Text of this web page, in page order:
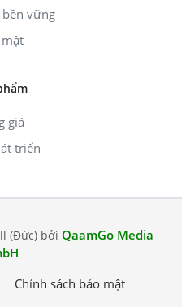
vững
giá
triển
(Đức) bởi QaamGo Media
Chính sách bảo mật